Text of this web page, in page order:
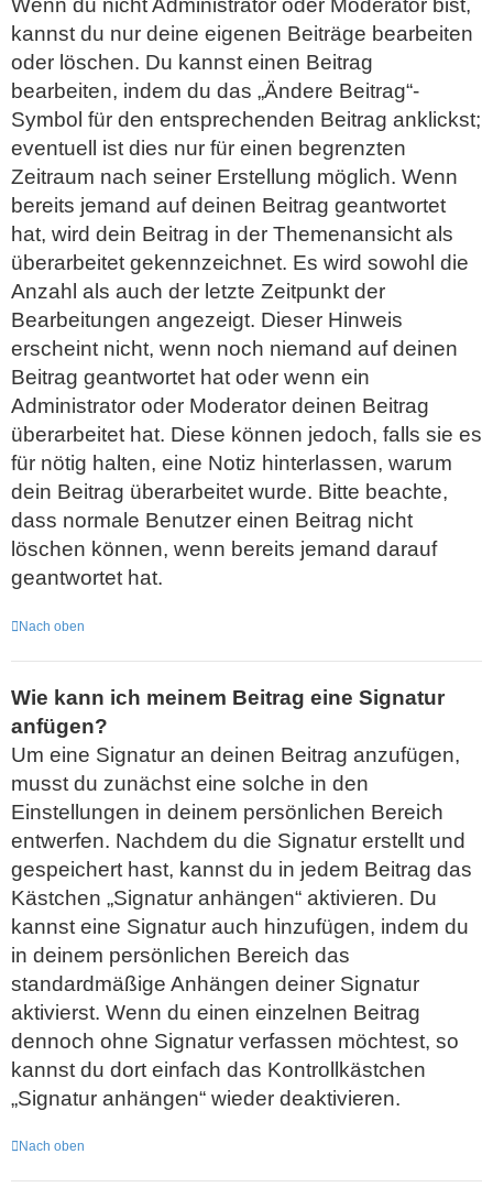
Wenn du nicht Administrator oder Moderator bist,
kannst du nur deine eigenen Beiträge bearbeiten
oder löschen. Du kannst einen Beitrag
bearbeiten, indem du das „Ändere Beitrag“-
Symbol für den entsprechenden Beitrag anklickst;
eventuell ist dies nur für einen begrenzten
Zeitraum nach seiner Erstellung möglich. Wenn
bereits jemand auf deinen Beitrag geantwortet
hat, wird dein Beitrag in der Themenansicht als
überarbeitet gekennzeichnet. Es wird sowohl die
Anzahl als auch der letzte Zeitpunkt der
Bearbeitungen angezeigt. Dieser Hinweis
erscheint nicht, wenn noch niemand auf deinen
Beitrag geantwortet hat oder wenn ein
Administrator oder Moderator deinen Beitrag
überarbeitet hat. Diese können jedoch, falls sie es
für nötig halten, eine Notiz hinterlassen, warum
dein Beitrag überarbeitet wurde. Bitte beachte,
dass normale Benutzer einen Beitrag nicht
löschen können, wenn bereits jemand darauf
geantwortet hat.
Nach oben
Wie kann ich meinem Beitrag eine Signatur
anfügen?
Um eine Signatur an deinen Beitrag anzufügen,
musst du zunächst eine solche in den
Einstellungen in deinem persönlichen Bereich
entwerfen. Nachdem du die Signatur erstellt und
gespeichert hast, kannst du in jedem Beitrag das
Kästchen „Signatur anhängen“ aktivieren. Du
kannst eine Signatur auch hinzufügen, indem du
in deinem persönlichen Bereich das
standardmäßige Anhängen deiner Signatur
aktivierst. Wenn du einen einzelnen Beitrag
dennoch ohne Signatur verfassen möchtest, so
kannst du dort einfach das Kontrollkästchen
„Signatur anhängen“ wieder deaktivieren.
Nach oben